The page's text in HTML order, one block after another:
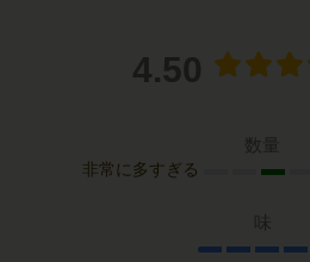
4.50
数量
非常に多すぎる
味